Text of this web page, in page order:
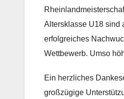
Altersklasse U18 sind
erfolgreiches
Wettbewerb. Umso
Ein herzliches
großzügige